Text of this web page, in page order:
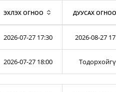
ЭХЛЭХ ОГНОО ДУУСАХ ОГНОО
2026-07-27 17:30 2026-08-27
2026-07-27 18:00